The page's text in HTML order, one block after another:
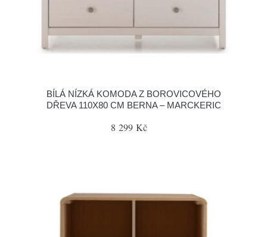
BÍLÁ NÍZKÁ KOMODA Z BOROVICOVÉHO
DŘEVA 110X80 CM BERNA – MARCKERIC
8 299 Kč